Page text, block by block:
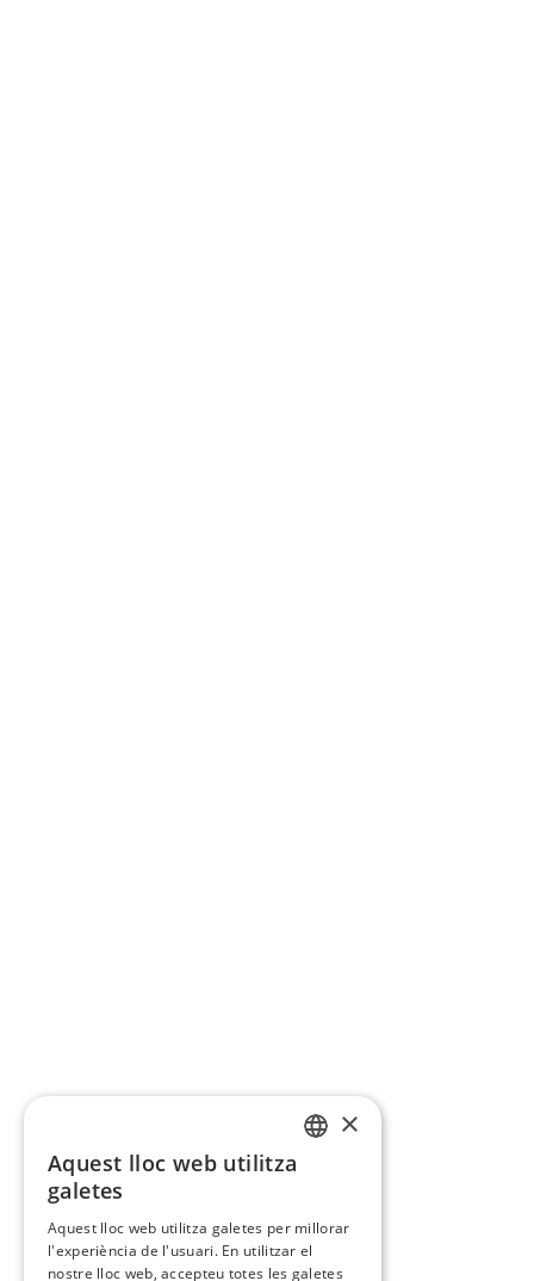
×
Aquest lloc web utilitza
galetes
Aquest lloc web utilitza galetes per millorar
l'experiència de l'usuari. En utilitzar el
nostre lloc web, accepteu totes les galetes